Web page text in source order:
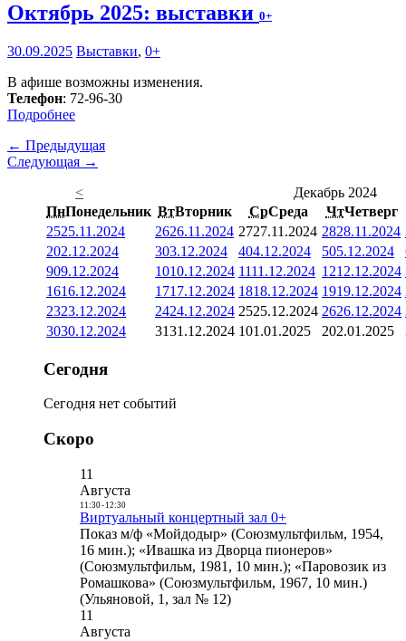
Октябрь 2025: выставки 0+
30.09.2025 Выставки, 0+
В афише возможны изменения.
Телефон: 72-96-30
Подробнее
← Предыдущая
Следующая →
<
Декабрь 2024
ПнПонедельник ВтВторник СрСреда ЧтЧетверг
2525.11.2024 2626.11.2024 2727.11.2024 2828.11.2024
202.12.2024 303.12.2024 404.12.2024 505.12.2024
909.12.2024 1010.12.2024 1111.12.2024 1212.12.2024
1616.12.2024 1717.12.2024 1818.12.2024 1919.12.2024
2323.12.2024 2424.12.2024 2525.12.2024 2626.12.2024
3030.12.2024 3131.12.2024 101.01.2025 202.01.2025
Сегодня
Сегодня нет событий
Скоро
11
Августа
11:30- 12:30
Виртуальный концертный зал 0+
Показ м/ф «Мойдодыр» (Союзмультфильм, 1954,
16 мин.); «Ивашка из Дворца пионеров»
(Союзмультфильм, 1981, 10 мин.); «Паровозик из
Ромашкова» (Союзмультфильм, 1967, 10 мин.)
(Ульяновой, 1, зал № 12)
11
Августа